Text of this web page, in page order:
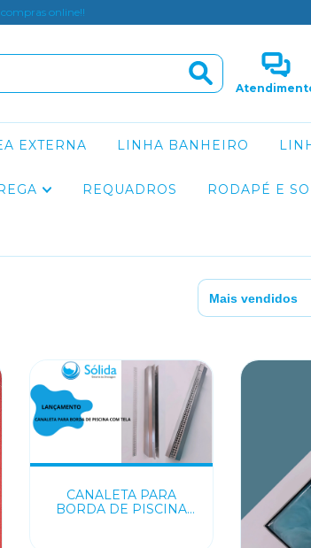
online!!
EXTERNA LINHA BANHEIRO
REQUADROS RODAPÉ E
CANALETA PARA
BORDA DE PISCINA